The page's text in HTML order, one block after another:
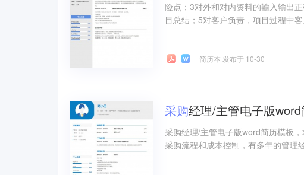
险点；3对外和对内资料的输入输出
目总结；5对客户负责，项目过程中
简历本 发布于 10-30
采购经理/主管电子版
采购经理/主管电子版word简历模板
采购流程和成本控制，有多年的管理